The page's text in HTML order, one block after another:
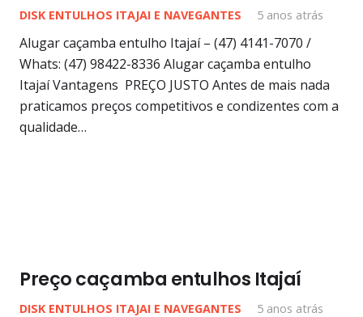
DISK ENTULHOS ITAJAI E NAVEGANTES 5 anos atrás
Alugar caçamba entulho Itajaí – (47) 4141-7070 /
Whats: (47) 98422-8336 Alugar caçamba entulho
Itajaí Vantagens PREÇO JUSTO Antes de mais nada
praticamos preços competitivos e condizentes com a
qualidade…
Preço caçamba entulhos Itajaí
DISK ENTULHOS ITAJAI E NAVEGANTES 5 anos atrás